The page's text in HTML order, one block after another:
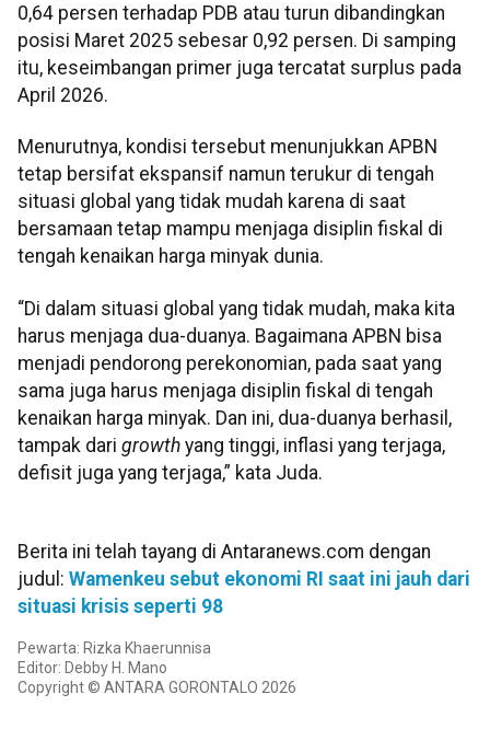
0,64 persen terhadap PDB atau turun dibandingkan
posisi Maret 2025 sebesar 0,92 persen. Di samping
itu, keseimbangan primer juga tercatat surplus pada
April 2026.
Menurutnya, kondisi tersebut menunjukkan APBN
tetap bersifat ekspansif namun terukur di tengah
situasi global yang tidak mudah karena di saat
bersamaan tetap mampu menjaga disiplin fiskal di
tengah kenaikan harga minyak dunia.
“Di dalam situasi global yang tidak mudah, maka kita
harus menjaga dua-duanya. Bagaimana APBN bisa
menjadi pendorong perekonomian, pada saat yang
sama juga harus menjaga disiplin fiskal di tengah
kenaikan harga minyak. Dan ini, dua-duanya berhasil,
tampak dari growth yang tinggi, inflasi yang terjaga,
defisit juga yang terjaga,” kata Juda.
Berita ini telah tayang di Antaranews.com dengan
judul: Wamenkeu sebut ekonomi RI saat ini jauh dari
situasi krisis seperti 98
Pewarta: Rizka Khaerunnisa
Editor: Debby H. Mano
Copyright © ANTARA GORONTALO 2026